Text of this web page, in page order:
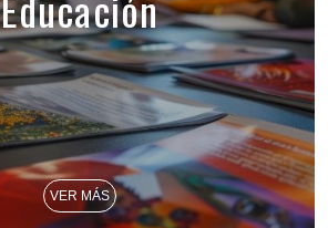
VER MÁS